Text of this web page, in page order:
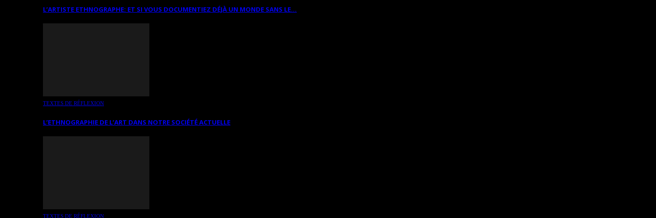
L’ARTISTE ETHNOGRAPHE: ET SI VOUS DOCUMENTIEZ DÉJÀ UN MONDE SANS LE…
TEXTES DE RÉFLEXION
L’ETHNOGRAPHIE DE L’ART DANS NOTRE SOCIÉTÉ ACTUELLE
TEXTES DE RÉFLEXION